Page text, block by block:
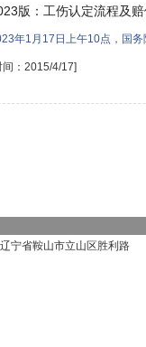
版：工伤认定流程及
年1月17日上午10点，国
间：2015/4/17]
宁省鞍山市立山区胜利路